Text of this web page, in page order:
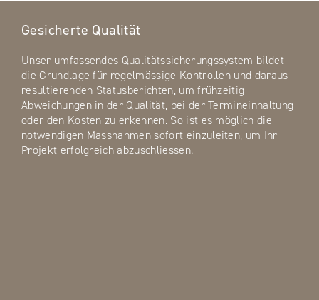
Gesicherte Qualität
Unser umfassendes Qualitätssicherungssystem bildet
die Grundlage für regelmässige Kontrollen und daraus
resultierenden Statusberichten, um frühzeitig
Abweichungen in der Qualität, bei der Termineinhaltung
oder den Kosten zu erkennen. So ist es möglich die
notwendigen Massnahmen sofort einzuleiten, um Ihr
Projekt erfolgreich abzuschliessen.